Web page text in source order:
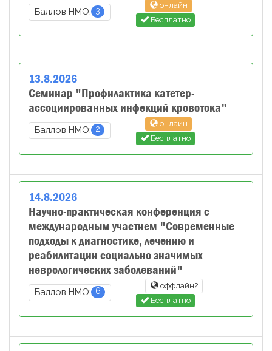
Баллов НМО: 3
онлайн
Бесплатно
13.8.2026
Семинар "Профилактика катетер-
ассоциированных инфекций кровотока"
Баллов НМО: 2
онлайн
Бесплатно
14.8.2026
Научно-практическая конференция с
международным участием "Современные
подходы к диагностике, лечению и
реабилитации социально значимых
неврологических заболеваний"
Баллов НМО: 6
оффлайн?
Бесплатно